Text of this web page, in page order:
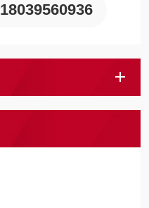
18039560936